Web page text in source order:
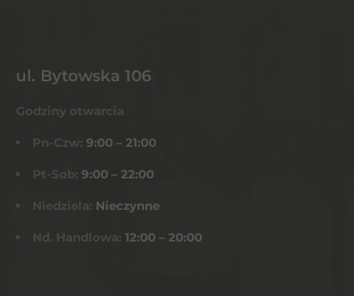
ul. Bytowska 106
Godziny otwarcia
Pn-Czw: 9:00 – 21:00
Pt-Sob: 9:00 – 22:00
Niedziela: Nieczynne
Nd. Handlowa: 12:00 – 20:00